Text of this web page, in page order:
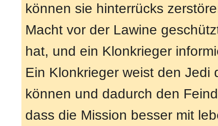
können sie hinterrücks
Macht vor der Lawine
hat, und ein Klonkrieger
Ein Klonkrieger weist den
können und dadurch den
dass die Mission besser mit